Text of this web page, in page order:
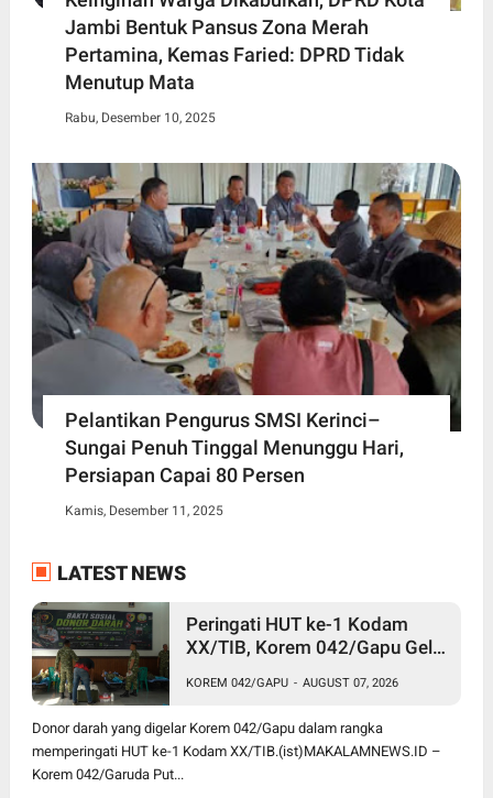
Jambi Bentuk Pansus Zona Merah
Pertamina, Kemas Faried: DPRD Tidak
Menutup Mata
Rabu, Desember 10, 2025
Pelantikan Pengurus SMSI Kerinci–
Sungai Penuh Tinggal Menunggu Hari,
Persiapan Capai 80 Persen
Kamis, Desember 11, 2025
LATEST NEWS
Peringati HUT ke-1 Kodam
XX/TIB, Korem 042/Gapu Gelar
Penuhi Kebutuhan Masyarakat
KOREM 042/GAPU - AUGUST 07, 2026
Donor darah yang digelar Korem 042/Gapu dalam rangka
memperingati HUT ke-1 Kodam XX/TIB.(ist)MAKALAMNEWS.ID –
Korem 042/Garuda Put...